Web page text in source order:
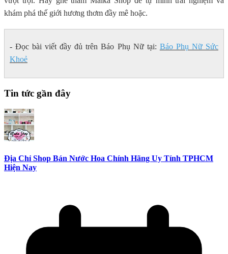
khám phá thế giới hương thơm đầy mê hoặc.
- Đọc bài viết đầy đủ trên Báo Phụ Nữ tại: Báo Phụ Nữ Sức
Khoẻ
Tin tức gần đây
Địa Chỉ Shop Bán Nước Hoa Chính Hãng Uy Tính TPHCM
Hiện Nay